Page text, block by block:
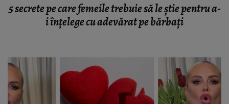
5 secrete pe care femeile trebuie să le știe pentru a-
i înțelege cu adevărat pe bărbați